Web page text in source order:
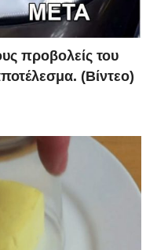
προβολείς του
(Βίντεο)